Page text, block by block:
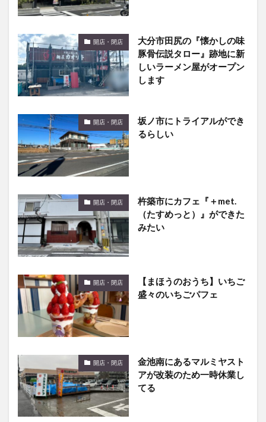
開店・閉店
大分市田尻の『懐かしの味
豚骨伝説タロー』跡地に新
しいラーメン屋がオープン
します
開店・閉店
坂ノ市にトライアルができ
るらしい
開店・閉店
杵築市にカフェ『＋met.
（たすめっと）』ができた
みたい
開店・閉店
【まほうのおうち】いちご
盛々のいちごパフェ
開店・閉店
金池南にあるマルミヤスト
アが改装のため一時休業し
てる